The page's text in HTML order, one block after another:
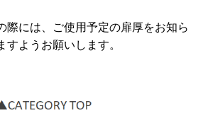
際には、ご使用予定の扉厚をお知ら
すようお願いします。